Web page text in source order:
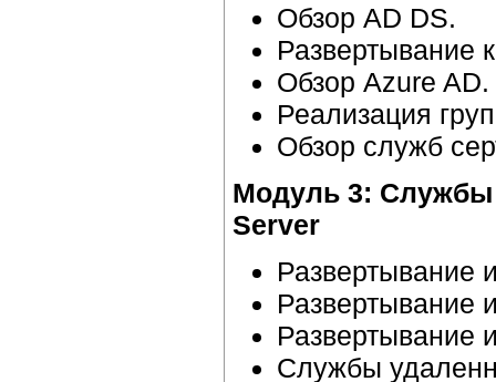
Обзор AD DS.
Развертывание
Обзор Azure AD.
Реализация
Обзор служб
Модуль 3: Службы
Server
Развертывание
Развертывание
Развертывание
Службы